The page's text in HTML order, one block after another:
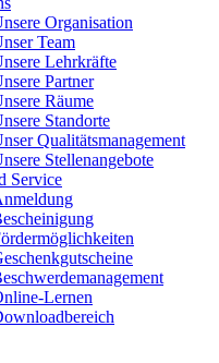
Organisation
Team
Lehrkräfte
Partner
Räume
Standorte
Qualitätsmanagement
Stellenangebote
Service
Lernen